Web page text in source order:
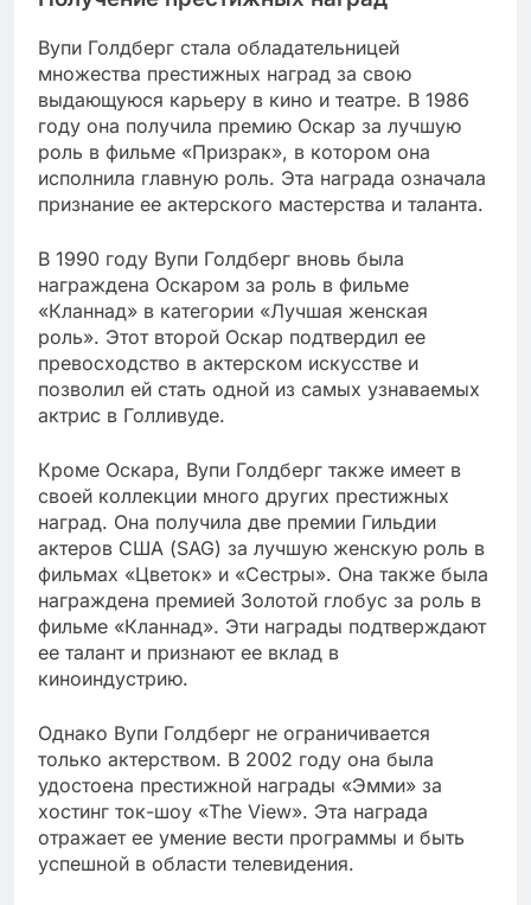
Вупи Голдберг стала обладательницей
множества престижных наград за свою
выдающуюся карьеру в кино и театре. В 1986
году она получила премию Оскар за лучшую
роль в фильме «Призрак», в котором она
исполнила главную роль. Эта награда означала
признание ее актерского мастерства и таланта.
В 1990 году Вупи Голдберг вновь была
награждена Оскаром за роль в фильме
«Кланнад» в категории «Лучшая женская
роль». Этот второй Оскар подтвердил ее
превосходство в актерском искусстве и
позволил ей стать одной из самых узнаваемых
актрис в Голливуде.
Кроме Оскара, Вупи Голдберг также имеет в
своей коллекции много других престижных
наград. Она получила две премии Гильдии
актеров США (SAG) за лучшую женскую роль в
фильмах «Цветок» и «Сестры». Она также была
награждена премией Золотой глобус за роль в
фильме «Кланнад». Эти награды подтверждают
ее талант и признают ее вклад в
киноиндустрию.
Однако Вупи Голдберг не ограничивается
только актерством. В 2002 году она была
удостоена престижной награды «Эмми» за
хостинг ток-шоу «The View». Эта награда
отражает ее умение вести программы и быть
успешной в области телевидения.